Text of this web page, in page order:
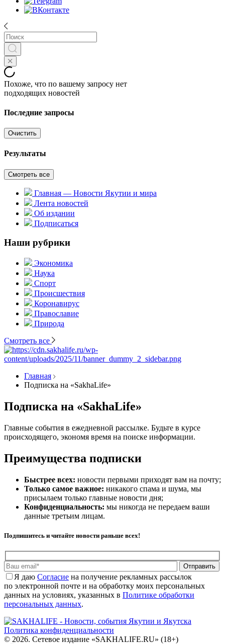
Похоже, что по вашему запросу нет
подходящих новостей
Последние запросы
Очистить
Результаты
Смотреть все
Главная — Новости Якутии и мира
Лента новостей
Об издании
Подписаться
Наши рубрики
Экономика
Наука
Спорт
Происшествия
Коронавирус
Православие
Природа
Смотреть все
Главная
Подписка на «SakhaLife»
Подписка на «SakhaLife»
Главные события в ежедневной рассылке. Будьте в курсе
происходящего, экономя время на поиске информации.
Преимущества подписки
Быстрее всех: новости первыми приходят вам на почту;
Только самое важное: никакого спама и шума, мы
присылаем только главные новости дня;
Конфиденциальность: мы никогда не передаем ваши
данные третьим лицам.
Подпишитесь и читайте новости раньше всех!
Отправить
Я даю Cогласие на получение рекламных рассылок
по электронной почте и на обработку моих персональных
данных на условиях, указанных в Политике обработки
персональных данных.
Политика конфиденциальности
© 2026. Сетевое издание «SAKHALIFE.RU» (18+)